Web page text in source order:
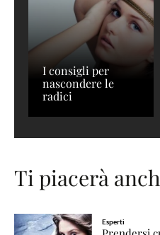
I consigli per
nascondere le
radici
Ti piacerà
Esperti